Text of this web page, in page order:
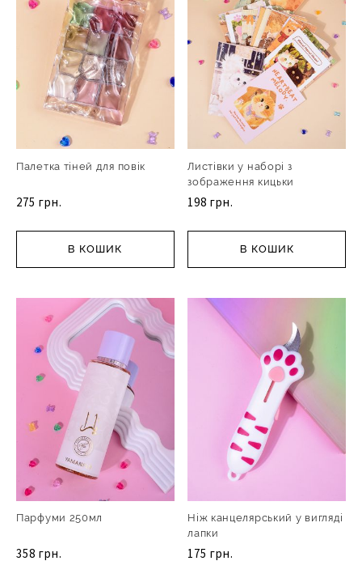
Палетка тіней для повік
275 грн.
В КОШИК
Листівки у наборі з
зображення кицьки
198 грн.
В КОШИК
Парфуми 250мл
358 грн.
Ніж канцелярський у вигляді
лапки
175 грн.